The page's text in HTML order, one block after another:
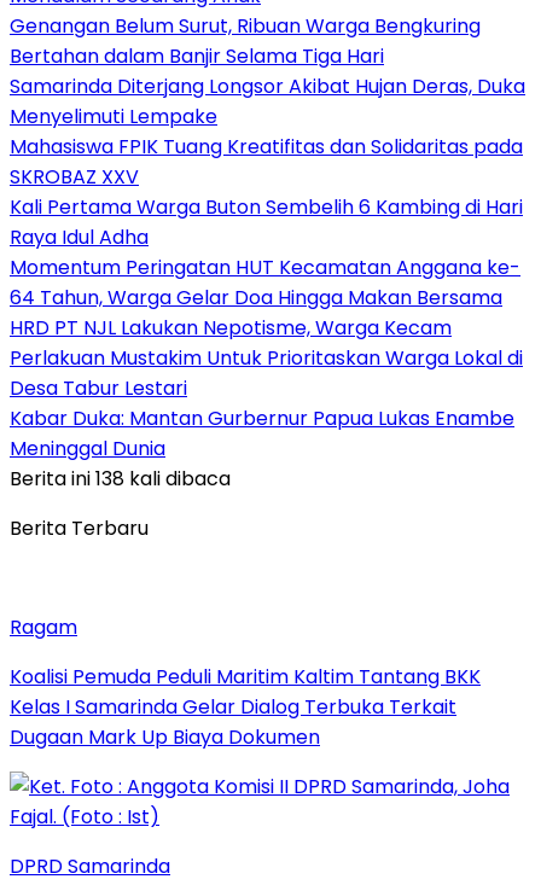
Genangan Belum Surut, Ribuan Warga Bengkuring
Bertahan dalam Banjir Selama Tiga Hari
Samarinda Diterjang Longsor Akibat Hujan Deras, Duka
Menyelimuti Lempake
Mahasiswa FPIK Tuang Kreatifitas dan Solidaritas pada
SKROBAZ XXV
Kali Pertama Warga Buton Sembelih 6 Kambing di Hari
Raya Idul Adha
Momentum Peringatan HUT Kecamatan Anggana ke-
64 Tahun, Warga Gelar Doa Hingga Makan Bersama
HRD PT NJL Lakukan Nepotisme, Warga Kecam
Perlakuan Mustakim Untuk Prioritaskan Warga Lokal di
Desa Tabur Lestari
Kabar Duka: Mantan Gurbernur Papua Lukas Enambe
Meninggal Dunia
Berita ini 138 kali dibaca
Berita Terbaru
Ragam
Koalisi Pemuda Peduli Maritim Kaltim Tantang BKK
Kelas I Samarinda Gelar Dialog Terbuka Terkait
Dugaan Mark Up Biaya Dokumen
DPRD Samarinda